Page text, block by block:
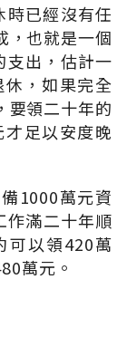
已經沒有任
，也就是一個
支出，估計一
，如果完全
要領二十年的
足以安度晚
1000萬元資
作滿二十年順
可以領420萬
萬元。